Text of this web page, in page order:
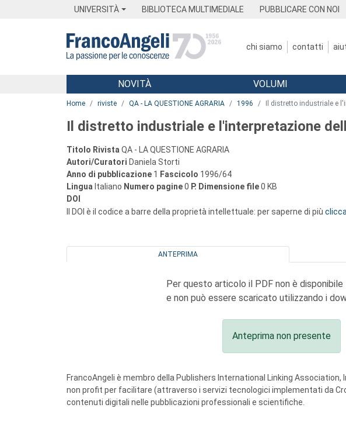
UNIVERSITÀ BIBLIOTECA MULTIMEDIALE PUBBLICARE CON NOI
chi siamo contatti
Menu
NOVITÀ VOLUMI
Home riviste QA - LA QUESTIONE AGRARIA 1996 Il distretto industriale e
Il distretto industriale e l'interpretazione
Titolo Rivista QA - LA QUESTIONE AGRARIA
Autori/Curatori Daniela Storti
Anno di pubblicazione 1 Fascicolo 1996/64
Lingua Italiano Numero pagine0 P. Dimensione file0 KB
DOI
Il DOI è il codice a barre della proprietà intellettuale: per saperne di più
ANTEPRIMA
Per questo articolo il PDF non è disponibile
e non può essere scaricato utilizzando i
Anteprima non presente
FrancoAngeli è membro della Publishers International Linking Association,
non profit per facilitare (attraverso i servizi tecnologici implementati da
contenuti digitali nelle pubblicazioni professionali e scientifiche.